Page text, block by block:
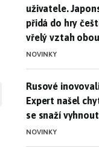
uživatele.
přidá do hry
vřelý vztah
NOVINKY
Rusové
Rusové
Expert našel
se snaží
NOVINKY